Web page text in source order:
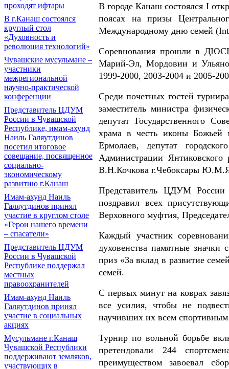
проходят ифтары
В г.Канаш состоялся
круглый стол
«Духовность и
революция технологий»
Чувашские мусульмане –
участники
межрегиональной
научно-практической
конференции
Представитель ЦДУМ
России в Чувашской
Республике, имам-ахунд
Наиль Галяутдинов
посетил итоговое
совещание, посвященное
социально-
экономическому
развитию г.Канаш
Имам-ахунд Наиль
Галяутдинов принял
участие в круглом столе
«Герои нашего времени
– спасатели»
Представитель ЦДУМ
России в Чувашской
Республике поддержал
местных
правоохранителей
Имам-ахунд Наиль
Галяутдинов принял
участие в социальных
акциях
Мусульмане г.Канаш
Чувашской Республики
поддерживают земляков,
участвующих в
В городе Канаш состоялся I
поясах на призы
Международному дню семей
Соревнования прошли в
Марий-Эл, Мордовии и
1999-2000, 2003-2004 и 2005-
Среди почетных гостей
заместитель министра
депутат Государственного
храма в честь иконы Божьей
Ермолаев, депутат
Администрации
В.Н.Кочкова г.Чебоксары
Представитель ЦДУМ России
поздравил всех
Верховного муфтия,
Каждый участник
духовенства памятные
приз «За вклад в развитие
семей.
С первых минут на коврах
все усилия, чтобы не
научивших их всем спортивным
Турнир по вольной борьбе
претендовали 244
преимуществом завоевал